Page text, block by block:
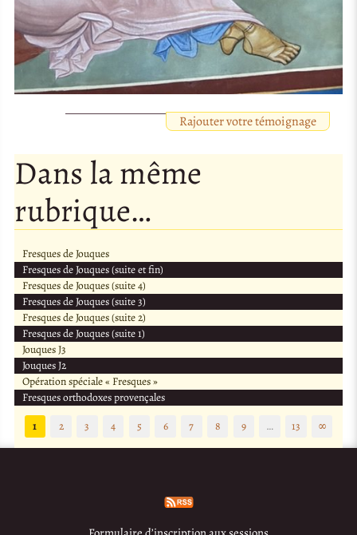
Rajouter votre témoignage
Dans la même
rubrique…
Fresques de Jouques
Fresques de Jouques (suite et fin)
Fresques de Jouques (suite 4)
Fresques de Jouques (suite 3)
Fresques de Jouques (suite 2)
Fresques de Jouques (suite 1)
Jouques J3
Jouques J2
Opération spéciale « Fresques »
Fresques orthodoxes provençales
1
2 3 4 5 6 7 8 9 … 13 ∞